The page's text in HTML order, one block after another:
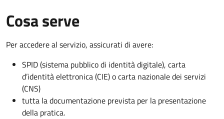
Cosa serve
Per accedere al servizio, assicurati di avere:
SPID (sistema pubblico di identità digitale), carta
d’identità elettronica (CIE) o carta nazionale dei servizi
(CNS)
tutta la documentazione prevista per la presentazione
della pratica.